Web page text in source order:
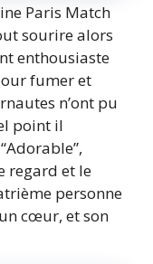
Paris Match
sourire alors
enthousiaste
fumer et
n’ont pu
point il
regard et le
personne
cœur, et son